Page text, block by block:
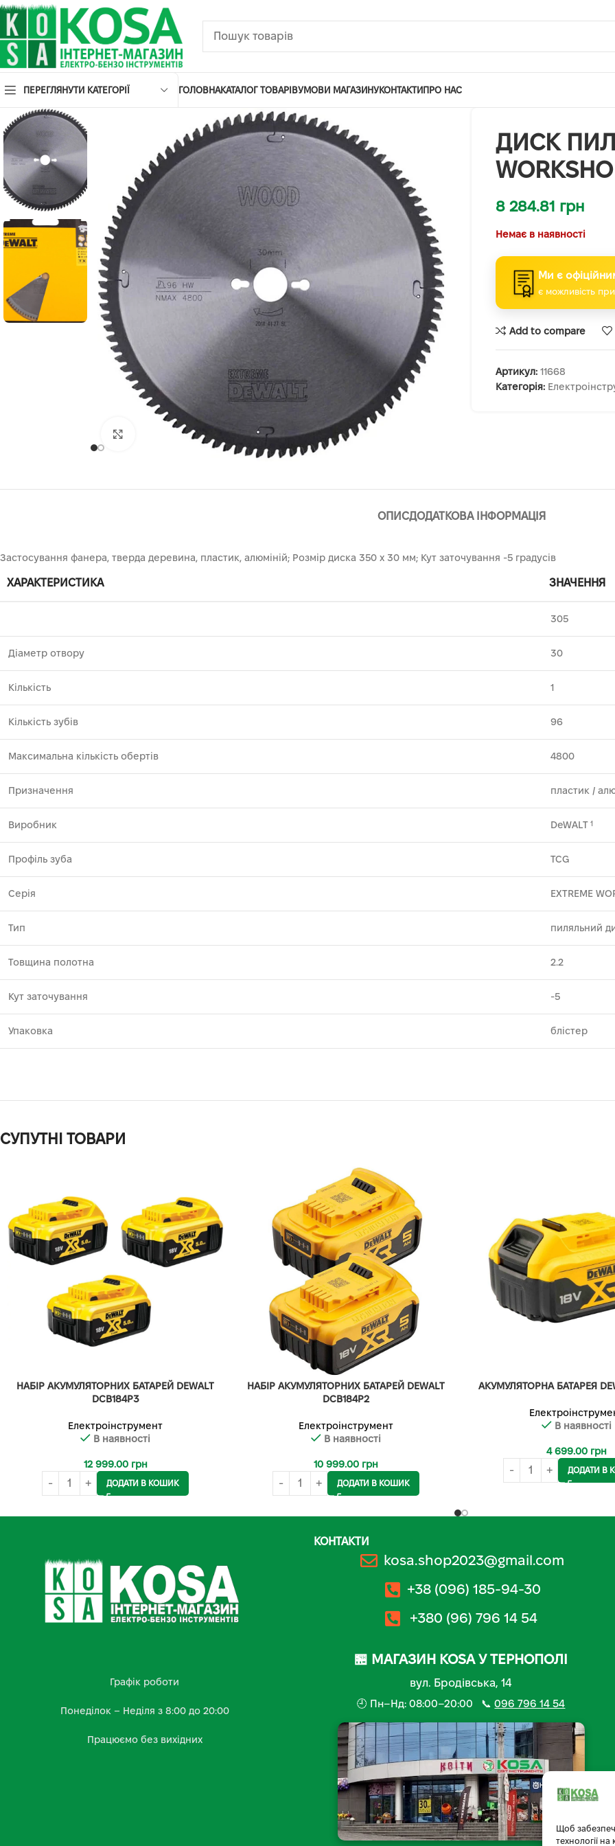
Щоб
технології
ПЕРЕГЛЯНУТИ КАТЕГОРІЇ ГОЛОВНАКАТАЛОГ ТОВАРІВУМОВИ МАГАЗИНУКОНТАКТИПРО НАС
Клацніть, щоб збільшити
ДИСК
8 284.81 грн
Немає в наявності
Ми є
є можливість
Add to compare
Артикул: 11668
Категорія:
ОПИСДОДАТКОВА ІНФОРМАЦІЯ
Застосування фанера, тверда деревина, пластик, алюміній; Розмір диска 350 х 30 мм; Кут заточування -5 градусів
ХАРАКТЕРИСТИКА ЗНАЧЕННЯ
305
Діаметр отвору 30
Кількість 1
Кількість зубів 96
Максимальна кількість обертів 4800
Призначення пластик ⁄
Виробник DeWALT 1
Профіль зуба TCG
Серія EXTREME
Тип пиляльний
Товщина полотна 2.2
Кут заточування -5
Упаковка блістер
СУПУТНІ ТОВАРИ
НАБІР АКУМУЛЯТОРНИХ БАТАРЕЙ DEWALT
DCB184P3
Електроінструмент
В наявності
12 999.00 грн
ДОДАТИ В КОШИК
НАБІР АКУМУЛЯТОРНИХ БАТАРЕЙ DEWALT
DCB184P2
Електроінструмент
В наявності
10 999.00 грн
ДОДАТИ В КОШИК
АКУМУЛЯТОРНА БАТАРЕЯ
В наявності
4 699.00 грн
ДОДАТИ В
Графік роботи
Понеділок – Неділя з 8:00 до 20:00
Працюємо без вихідних
КОНТАКТИ
kosa.shop2023@gmail.com
+38 (096) 185-94-30
+380 (96) 796 14 54
🏪 МАГАЗИН KOSA У ТЕРНОПОЛІ
вул. Бродівська, 14
🕘 Пн–Нд: 08:00–20:00 📞096 796 14 54